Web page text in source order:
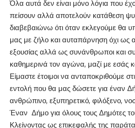
Όλα αυτά δεν είναι μόνο λόγια που
πείσουν αλλά αποτελούν κατάθεση
διαβεβαιώνω ότι όταν εκλεγούμε θα
μας με ζήλο και αυταπάρνηση όχι ως
εξουσίας αλλά ως συνάνθρωποι και
καθημερινά τον αγώνα, μαζί με εσάς
Είμαστε έτοιμοι να ανταποκριθούμε
εντολή που θα μας δώσετε για έναν
ανθρώπινο, εξυπηρετικό, φιλόξενο,
Έναν Δήμο για όλους τους Δημότες
Κλείνοντας ως επικεφαλής της